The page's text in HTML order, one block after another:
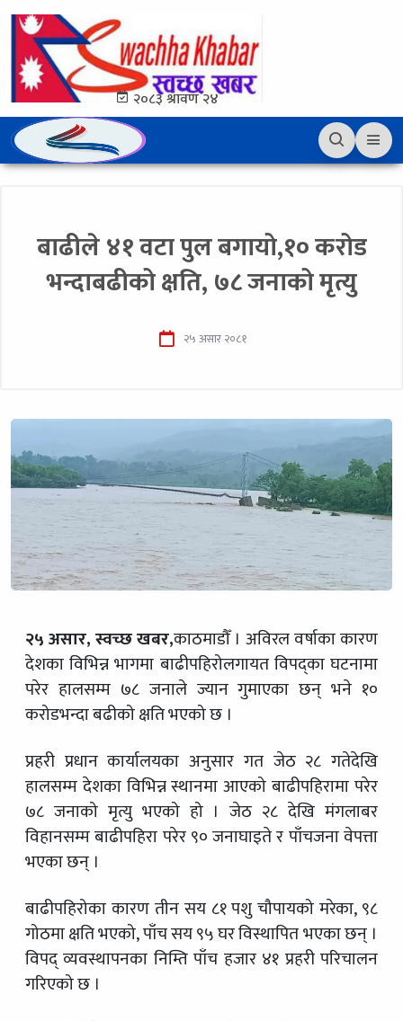
२०८३ श्रावण २४
बाढीले ४१ वटा पुल बगायो,१० करोड
भन्दाबढीको क्षति, ७८ जनाको मृत्यु
२५ असार २०८१
२५ असार, स्वच्छ खबर,काठमाडौँ । अविरल वर्षाका कारण
देशका विभिन्न भागमा बाढीपहिरोलगायत विपद्का घटनामा
परेर हालसम्म ७८ जनाले ज्यान गुमाएका छन् भने १०
करोडभन्दा बढीको क्षति भएको छ ।
प्रहरी प्रधान कार्यालयका अनुसार गत जेठ २८ गतेदेखि
हालसम्म देशका विभिन्न स्थानमा आएको बाढीपहिरामा परेर
७८ जनाको मृत्यु भएको हो । जेठ २८ देखि मंगलाबर
विहानसम्म बाढीपहिरा परेर ९० जनाघाइते र पाँचजना वेपत्ता
भएका छन् ।
बाढीपहिरोका कारण तीन सय ८१ पशु चौपायको मरेका, ९८
गोठमा क्षति भएको, पाँच सय ९५ घर विस्थापित भएका छन् ।
विपद् व्यवस्थापनका निम्ति पाँच हजार ४१ प्रहरी परिचालन
गरिएको छ ।